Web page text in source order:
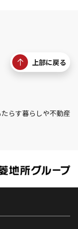
上部に戻る
らす暮らしや不動産